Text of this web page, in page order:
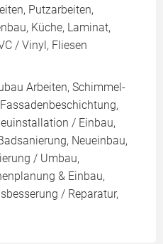
Putzarbeiten,
Küche, Laminat,
/ Vinyl, Fliesen
Arbeiten, Schimmel-
/ Einbau,
Neueinbau,
/ Umbau,
& Einbau,
/ Reparatur,